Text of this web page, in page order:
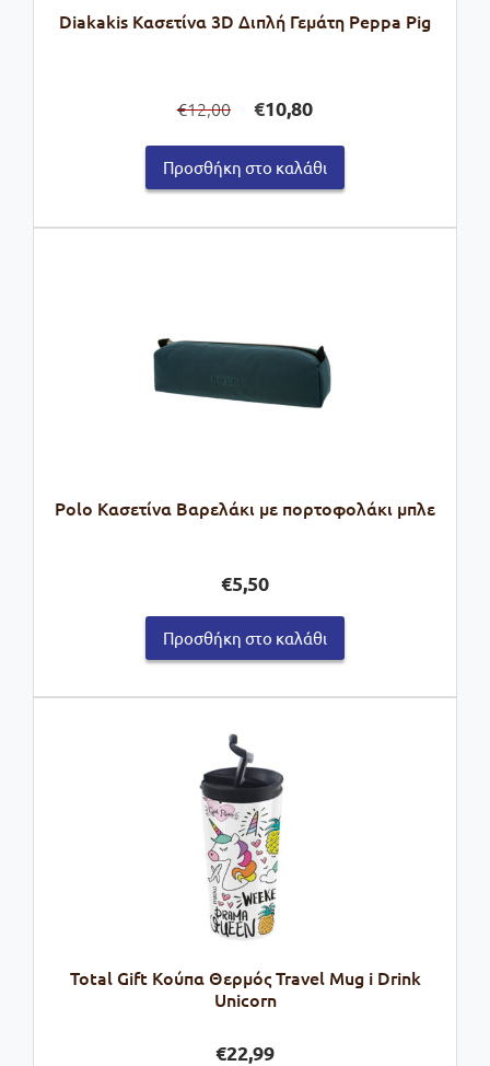
Diakakis Κασετίνα 3D Διπλή Γεμάτη Peppa Pig
€12,00
price
was:
€12,00.
€10,80τρέχουσα
τιμή
είναι:
€10,80.
Προσθήκη στο καλάθι
Polo Κασετίνα Βαρελάκι με πορτοφολάκι μπλε
€5,50
Προσθήκη στο καλάθι
Total Gift Κούπα Θερμός Travel Mug i Drink
Unicorn
€22,99